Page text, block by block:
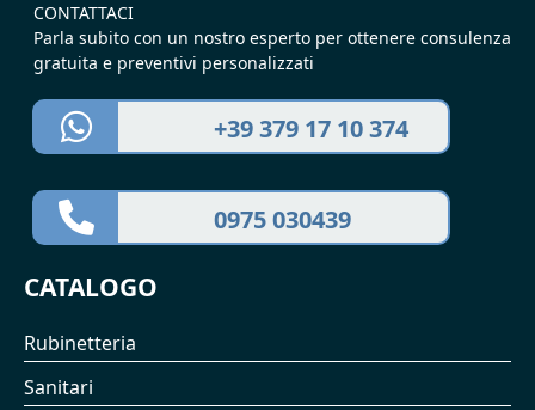
CONTATTACI
Parla subito con un nostro esperto per ottenere consulenza
gratuita e preventivi personalizzati
+39 379 17 10 374
0975 030439
CATALOGO
Rubinetteria
Sanitari